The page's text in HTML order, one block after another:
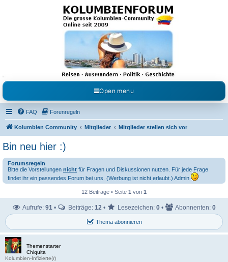
Kolumbienforum - Das
grosse Forum der
Freunde Kolumbiens
Reisen, Auswandern, Kultur, Politik, Geschichte und Visum in Kolumbien und Venezuela.
Austausch, Erfahrungen und Gemeinschaft im Kolumbienforum
Open menu
FAQ Forenregeln
Kolumbien Community Mitglieder Mitglieder stellen sich vor
Bin neu hier :)
Forumsregeln
Bitte die Vorstellungen nicht für Fragen und Diskussionen nutzen. Für jede Frage
findet ihr ein passendes Forum bei uns. (Werbung ist nicht erlaubt.) Admin
12 Beiträge • Seite 1 von 1
Thema abonnieren
Aufrufe: 91 • Beiträge: 12 • Lesezeichen: 0 • Abonnenten: 0
Themenstarter
Chiquita
Kolumbien-Infizierte(r)